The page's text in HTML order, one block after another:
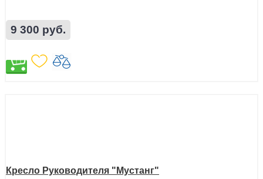
9 300 руб.
Кресло Руководителя "Мустанг"